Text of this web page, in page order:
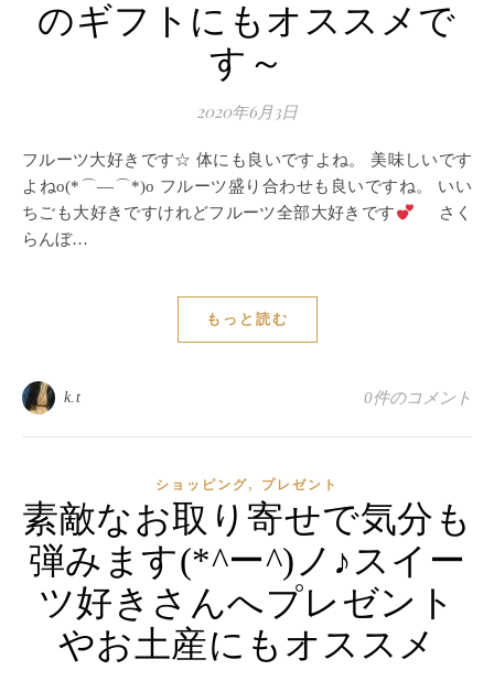
のギフトにもオススメで
す～
2020年6月3日
フルーツ大好きです☆ 体にも良いですよね。 美味しいです
よねo(*⌒―⌒*)o フルーツ盛り合わせも良いですね。 いい
ちごも大好きですけれどフルーツ全部大好きです
さく
らんぼ…
もっと読む
k.t 0件のコメント
ショッピング, プレゼント
素敵なお取り寄せで気分も
弾みます(*^ー^)ノ♪スイー
ツ好きさんへプレゼント
やお土産にもオススメ